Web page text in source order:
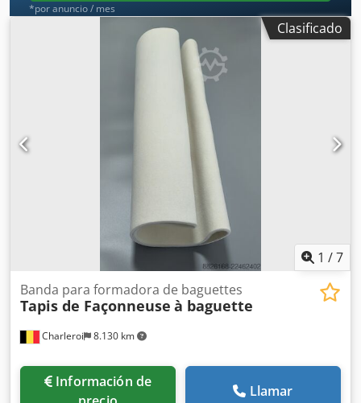
*por anuncio / mes
Clasificado
1 /7
Charleroi 8.130 km
Banda para formadora de baguettes
Tapis de Façonneuse à baguette
Información de
Llamar